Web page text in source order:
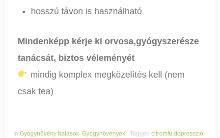
hosszú távon is használható
Mindenképp kérje ki orvosa,gyógyszerésze
tanácsát, biztos véleményét
mindig komplex megközelítés kell (nem
csak tea)
In Gyógynövény hatások, Gyógynövények Tagged citromfű depresszió